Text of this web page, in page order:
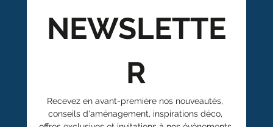
NEWSLETTE
R
Recevez en avant-première nos nouveautés,
conseils d'aménagement, inspirations déco,